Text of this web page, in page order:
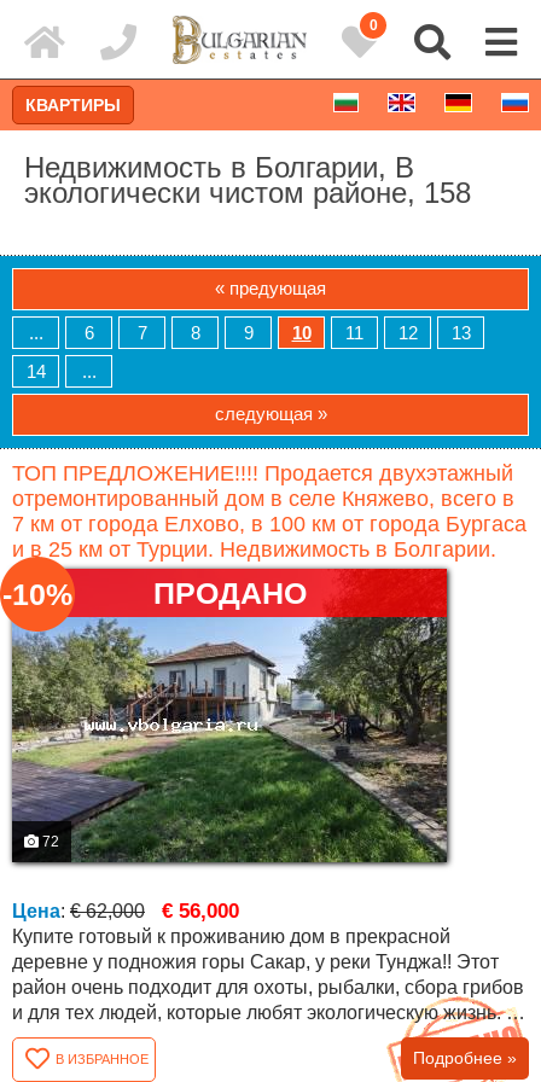
0
Расширенный поиск
КВАРТИРЫ
Недвижимость в Болгарии, В
экологически чистом районе, 158
« предующая
... 6 7 8 9 10 11 12
13
14
...
следующая »
ТОП ПРЕДЛОЖЕНИЕ!!!! Продается двухэтажный
отремонтированный дом в селе Княжево, всего в
7 км от города Елхово, в 100 км от города Бургаса
и в 25 км от Турции. Недвижимость в Болгарии.
ПРОДАНО
72
-10%
Цена: € 62,000 € 56,000
Купите готовый к проживанию дом в прекрасной
деревне у подножия горы Сакар, у реки Тунджа!! Этот
район очень подходит для охоты, рыбалки, сбора грибов
и для тех людей, которые любят экологическую жизнь. В
селе есть два магазина, кафе, много иностранцев и
другое. Близкое расположение к городу Елхово делаетВ ИЗБРАННОЕ Подробнее »